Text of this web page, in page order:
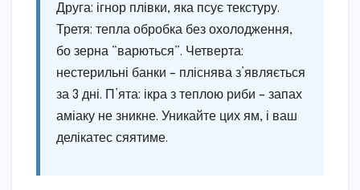
Друга: ігнор плівки, яка псує текстуру.
Третя: тепла обробка без охолодження,
бо зерна “варються”. Четверта:
нестерильні банки – пліснява з’являється
за 3 дні. П’ята: ікра з теплою риби – запах
аміаку не зникне. Уникайте цих ям, і ваш
делікатес сяятиме.